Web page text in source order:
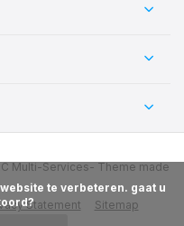
Statement Sitemap
Multi-Services- Theme made